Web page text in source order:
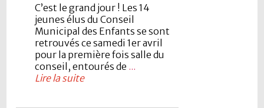
C’est le grand jour ! Les 14
jeunes élus du Conseil
Municipal des Enfants se sont
retrouvés ce samedi 1er avril
pour la première fois salle du
conseil, entourés de ...
Lire la suite